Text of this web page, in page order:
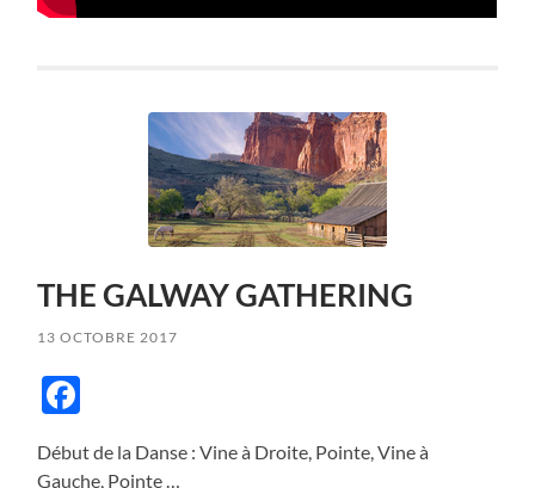
THE GALWAY GATHERING
13 OCTOBRE 2017
Début de la Danse : Vine à Droite, Pointe, Vine à
Gauche, Pointe …